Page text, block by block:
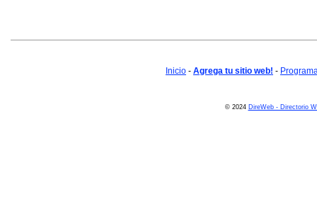
Inicio - Agrega tu sitio web! -
© 2024 DireWeb - Directorio